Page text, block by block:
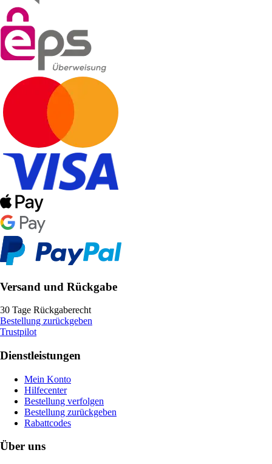
Versand und Rückgabe
30 Tage Rückgaberecht
Bestellung zurückgeben
Trustpilot
Dienstleistungen
Mein Konto
Hilfecenter
Bestellung verfolgen
Bestellung zurückgeben
Rabattcodes
Über uns